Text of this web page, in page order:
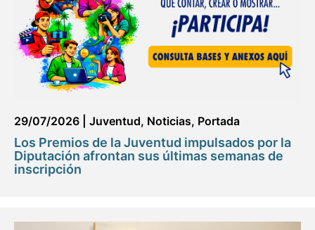
29/07/2026 Juventud, Noticias, Portada
Los Premios de la Juventud impulsados por la
Diputación afrontan sus últimas semanas de
inscripción